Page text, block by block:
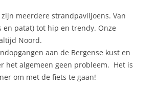
meerdere strandpaviljoens. Van
en patat) tot hip en trendy. Onze
Noord.
aan de Bergense kust en
het algemeen geen probleem. Het is
om met de fiets te gaan!